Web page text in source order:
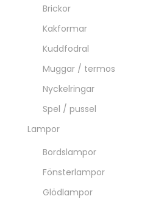
Brickor
Kakformar
Kuddfodral
Muggar / termos
Nyckelringar
Spel / pussel
Lampor
Bordslampor
Fönsterlampor
Glödlampor